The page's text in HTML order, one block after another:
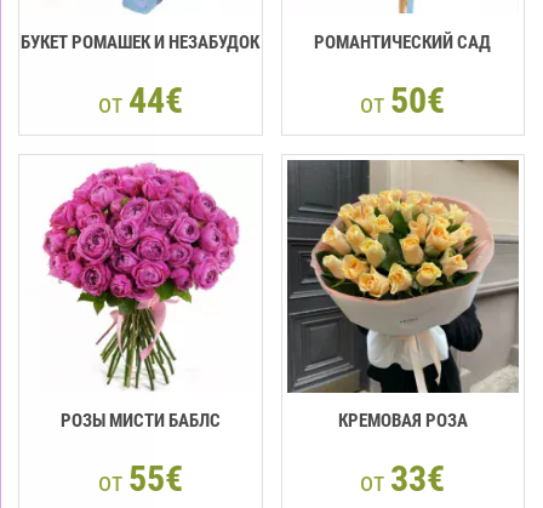
БУКЕТ РОМАШЕК И НЕЗАБУДОК
от 44€
РОМАНТИЧЕСКИЙ САД
от 50€
РОЗЫ МИСТИ БАБЛС
от 55€
КРЕМОВАЯ РОЗА
от 33€